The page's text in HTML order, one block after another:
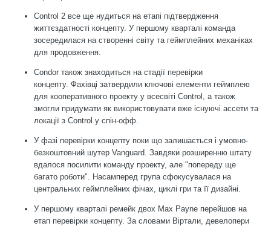
Control 2 все ще нудиться на етапі підтвердження
життєздатності концепту. У першому кварталі команда
зосередилася на створенні світу та геймплейних механіках
для продовження.
Condor також знаходиться на стадії перевірки
концепту. Фахівці затвердили ключові елементи геймплею
для кооперативного проекту у всесвіті Control, а також
змогли придумати як використовувати вже існуючі ассети та
локації з Control у спін-офф.
У фазі перевірки концепту поки що залишається і умовно-
безкоштовний шутер Vanguard. Завдяки розширенню штату
вдалося посилити команду проекту, але "попереду ще
багато роботи". Насамперед група сфокусувалася на
центральних геймплейних фічах, циклі гри та її дизайні.
У першому кварталі ремейк двох Max Payne перейшов на
етап перевірки концепту. За словами Віртали, девелопери